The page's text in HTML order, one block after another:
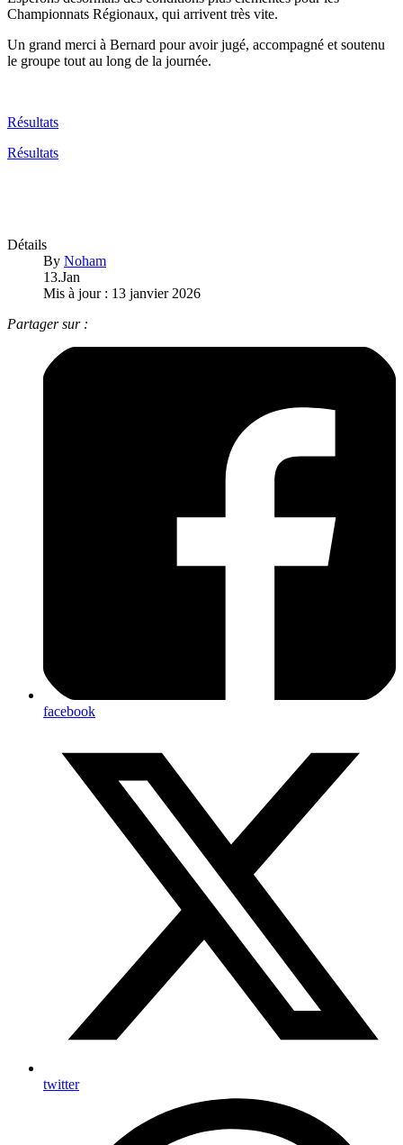
Championnats Régionaux, qui arrivent très vite.
Un grand merci à Bernard pour avoir jugé, accompagné et soutenu
le groupe tout au long de la journée.
Résultats
Résultats
Détails
By Noham
13.Jan
Mis à jour : 13 janvier 2026
Partager sur :
facebook
twitter